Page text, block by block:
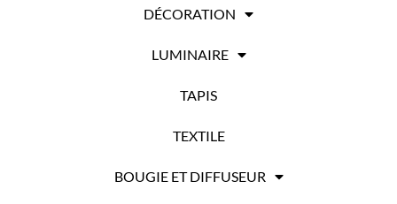
DÉCORATION
LUMINAIRE
TAPIS
TEXTILE
BOUGIE ET DIFFUSEUR